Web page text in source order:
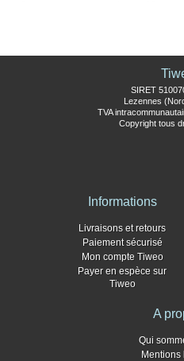
SIRET
Lezennes
TVA
Copyright tous
Informations
Livraisons et retours
Paiement sécurisé
Mon compte Tiweo
Payer en espèce sur
Tiweo
A
Qui
Mentions